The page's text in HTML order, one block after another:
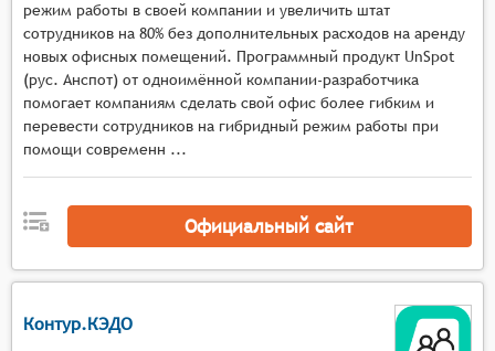
Создание организационной структуры. Система
должна предоставлять инструменты для
создания и редактирования организационной
структуры компании, включая определение
иерархии, отделов и должностей.
Планирование штатного расписания. Система
должна позволять планировать штатное
расписание, учитывая потребности в
персонале, квалификацию сотрудников и
Управление вакансиями. Система должна
предоставлять функции для размещения
вакансий, получения резюме кандидатов,
режим работы в своей компании и увеличить штат
сотрудников на 80% без дополнительных расходов на аренду
новых офисных помещений. Программный продукт UnSpot
(рус. Анспот) от одноимённой компании-разработчика
помогает компаниям сделать свой офис более гибким и
перевести сотрудников на гибридный режим работы при
помощи современн ...
Официальный сайт
Контур.КЭДО